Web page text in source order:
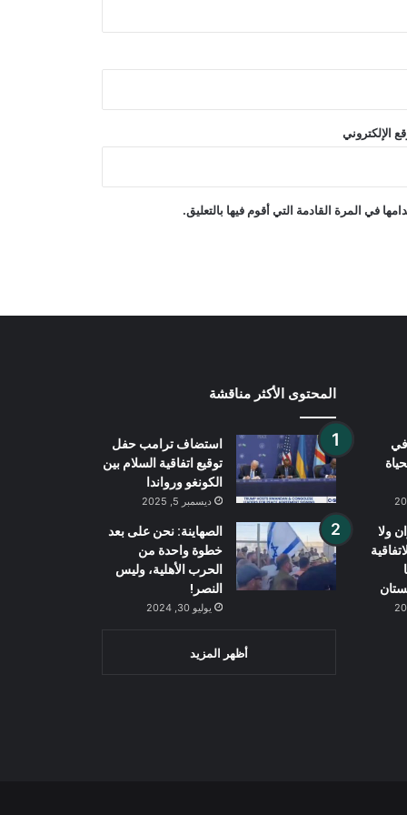
هانتر بايدن: سرطان البروستاتا لدى والدي
الإلكتروني
في المرة القادمة التي أقوم فيها بالتعليق.
ولا
المحتوى الأكثر مناقشة
استضاف ترامب حفل
توقيع اتفاقية السلام بين
الكونغو ورواندا
ديسمبر 5, 2025
الصهاينة: نحن على بعد
خطوة واحدة من
الحرب الأهلية، وليس
النصر!
يوليو 30, 2024
أظهر المزيد